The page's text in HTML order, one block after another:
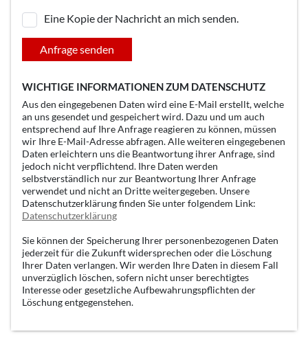
Eine Kopie der Nachricht an mich senden.
Anfrage senden
WICHTIGE INFORMATIONEN ZUM DATENSCHUTZ
Aus den eingegebenen Daten wird eine E-Mail erstellt, welche
an uns gesendet und gespeichert wird. Dazu und um auch
entsprechend auf Ihre Anfrage reagieren zu können, müssen
wir Ihre E-Mail-Adresse abfragen. Alle weiteren eingegebenen
Daten erleichtern uns die Beantwortung ihrer Anfrage, sind
jedoch nicht verpflichtend. Ihre Daten werden
selbstverständlich nur zur Beantwortung Ihrer Anfrage
verwendet und nicht an Dritte weitergegeben. Unsere
Datenschutzerklärung finden Sie unter folgendem Link:
Datenschutzerklärung
Sie können der Speicherung Ihrer personenbezogenen Daten
jederzeit für die Zukunft widersprechen oder die Löschung
Ihrer Daten verlangen. Wir werden Ihre Daten in diesem Fall
unverzüglich löschen, sofern nicht unser berechtigtes
Interesse oder gesetzliche Aufbewahrungspflichten der
Löschung entgegenstehen.